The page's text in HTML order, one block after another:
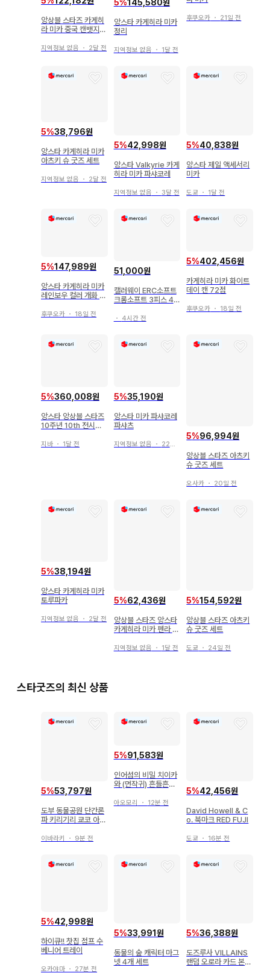
앙상블 스타즈 카게히
라 미카 중국 캔뱃지
지역정보 없음 ・ 2달 전
5%145,580원
앙스타 카게히라 미카
정리
지역정보 없음 ・ 1달 전
후쿠오카 ・ 21일 전
5%38,796원
앙스타 카게히라 미카
아츠키 슈 굿즈 세트
지역정보 없음 ・ 2달 전
5%42,998원
앙스타 Valkyrie 카게
히라 미카 파샤코레
지역정보 없음 ・ 3달 전
5%40,838원
앙스타 제일 액세서리
미카
도쿄 ・ 1달 전
5%147,989원
앙스타 카게히라 미카
레인보우 컬러 개화 포
후쿠오카 ・ 18일 전
51,000원
캘러웨이 ERC소프트
크롬소프트 3피스 4피
(30개)
・ 4시간 전
5%402,456원
카게히라 미카 화이트
데이 캔 72점
후쿠오카 ・ 18일 전
5%360,008원
앙스타 앙상블 스타즈
10주년 10th 전시회
지바 ・ 1달 전
5%35,190원
앙스타 미카 파샤코레
파샤츠
지역정보 없음 ・ 22일 전
5%96,994원
앙상블 스타즈 아츠키
슈 굿즈 세트
오사카 ・ 20일 전
5%38,194원
앙스타 카게히라 미카
토루파카
지역정보 없음 ・ 2달 전
5%62,436원
앙상블 스타즈 앙스타
카게히라 미카 펜라 2
지역정보 없음 ・ 1달 전
5%154,592원
앙상블 스타즈 아츠키
슈 굿즈 세트
도쿄 ・ 24일 전
스타굿즈의 최신 상품
5%53,797원
도부 동물공원 단간론
파 키리기리 쿄코 아크
이바라키 ・ 9분 전
5%91,583원
인어섬의 비밀 치이카
와 (먼작귀) 흔들흔들
아오모리 ・ 12분 전
5%42,456원
David Howell & C
o. 북마크 RED FUJI
도쿄 ・ 16분 전
5%42,998원
하이큐!! 찻집 점프 수
베니어 트레이
오카야마 ・ 27분 전
5%33,991원
동물의 숲 캐릭터 마그
넷 4개 세트
5%36,388원
도즈루사 VILLAINS
랜덤 오로라 카드 본주